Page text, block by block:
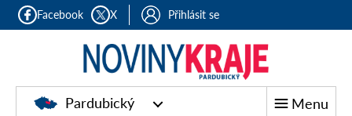
Facebook X Přihlásit se
Pardubický Menu